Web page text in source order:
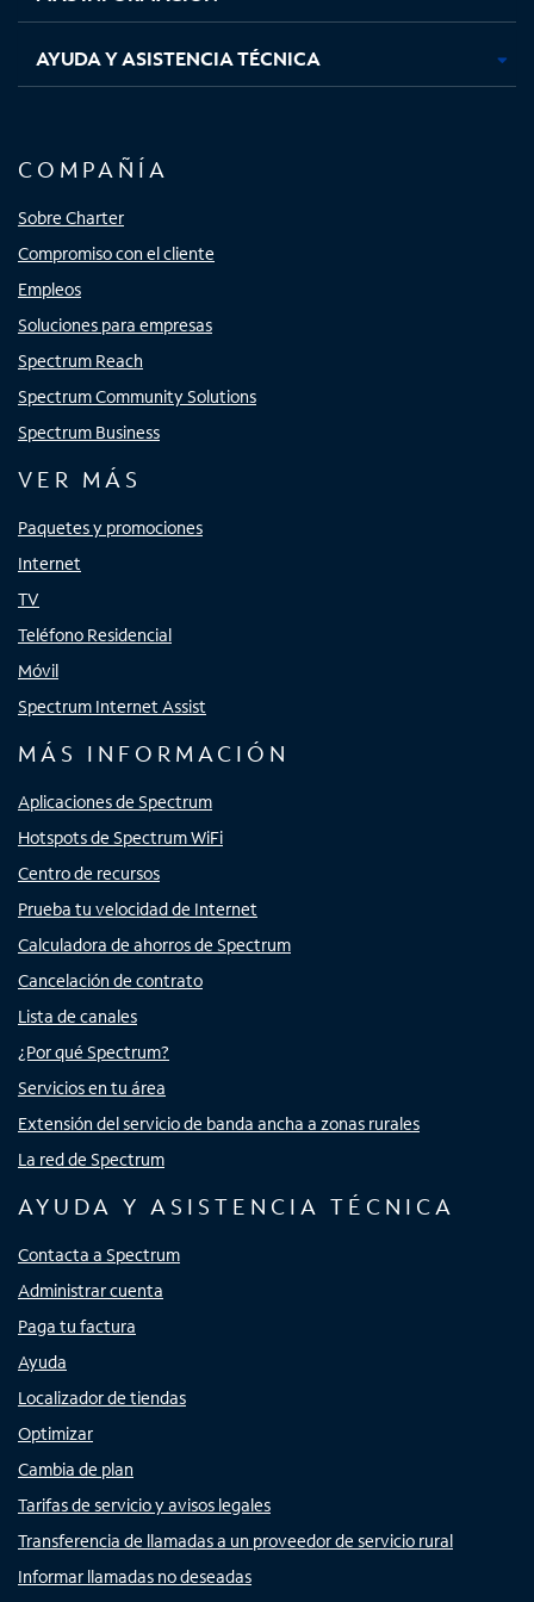
AYUDA Y ASISTENCIA TÉCNICA
COMPAÑÍA
Sobre Charter
Compromiso con el cliente
Empleos
Soluciones para empresas
Spectrum Reach
Spectrum Community Solutions
Spectrum Business
VER MÁS
Paquetes y promociones
Internet
TV
Teléfono Residencial
Móvil
Spectrum Internet Assist
MÁS INFORMACIÓN
Aplicaciones de Spectrum
Hotspots de Spectrum WiFi
Centro de recursos
Prueba tu velocidad de Internet
Calculadora de ahorros de Spectrum
Cancelación de contrato
Lista de canales
¿Por qué Spectrum?
Servicios en tu área
Extensión del servicio de banda ancha a zonas rurales
La red de Spectrum
AYUDA Y ASISTENCIA TÉCNICA
Contacta a Spectrum
Administrar cuenta
Paga tu factura
Ayuda
Localizador de tiendas
Optimizar
Cambia de plan
Tarifas de servicio y avisos legales
Transferencia de llamadas a un proveedor de servicio rural
Informar llamadas no deseadas